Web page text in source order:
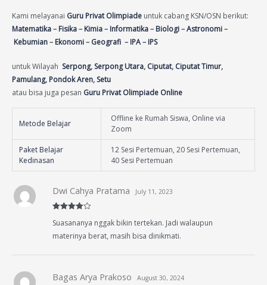
Kami melayanai Guru Privat Olimpiade untuk cabang KSN/OSN berikut:
Matematika– Fisika– Kimia– Informatika– Biologi–Astronomi–
Kebumian– Ekonomi– Geografi – IPA– IPS
untuk Wilayah Serpong, Serpong Utara, Ciputat, Ciputat Timur,
Pamulang, Pondok Aren, Setu
atau bisa juga pesan Guru Privat Olimpiade Online
Metode Belajar
Offline ke Rumah Siswa, Online via
Zoom
Paket Belajar
Kedinasan
12 Sesi Pertemuan, 20 Sesi Pertemuan,
40 Sesi Pertemuan
out of 5
Dwi Cahya Pratama July 11, 2023
Suasananya nggak bikin tertekan. Jadi walaupun
materinya berat, masih bisa dinikmati.
Bagas Arya Prakoso August 30, 2024